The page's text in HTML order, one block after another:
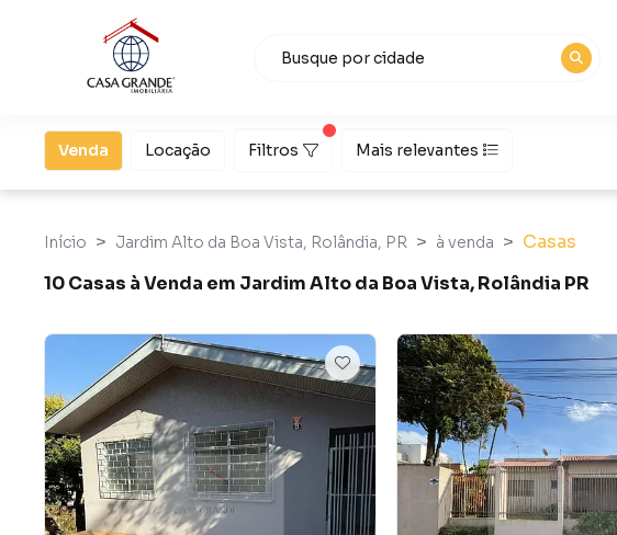
Venda Locação Filtros Mais relevantes
Início Jardim Alto da Boa Vista, Rolândia, PR à venda
Casas
10 Casas à Venda em Jardim Alto da Boa Vista, Rolândia PR